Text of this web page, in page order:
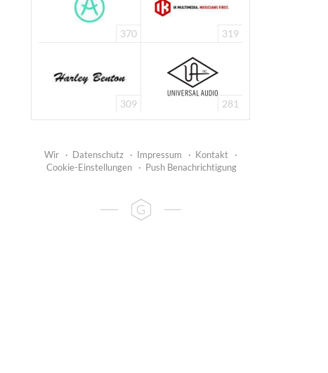
370 319
309 281
Wir · Datenschutz · Impressum · Kontakt
·
Cookie-Einstellungen
· Push Benachrichtigung